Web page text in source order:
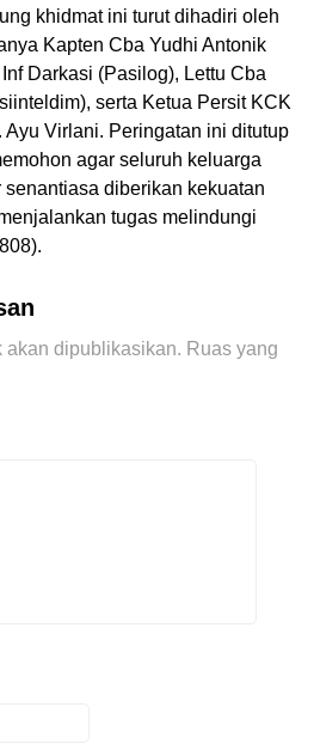
khidmat ini turut dihadiri oleh
Kapten Cba Yudhi Antonik
Darkasi (Pasilog), Lettu Cba
serta Ketua Persit KCK
Ayu Virlani. Peringatan ini ditutup
agar seluruh keluarga
diberikan kekuatan
tugas melindungi
akan dipublikasikan. Ruas yang